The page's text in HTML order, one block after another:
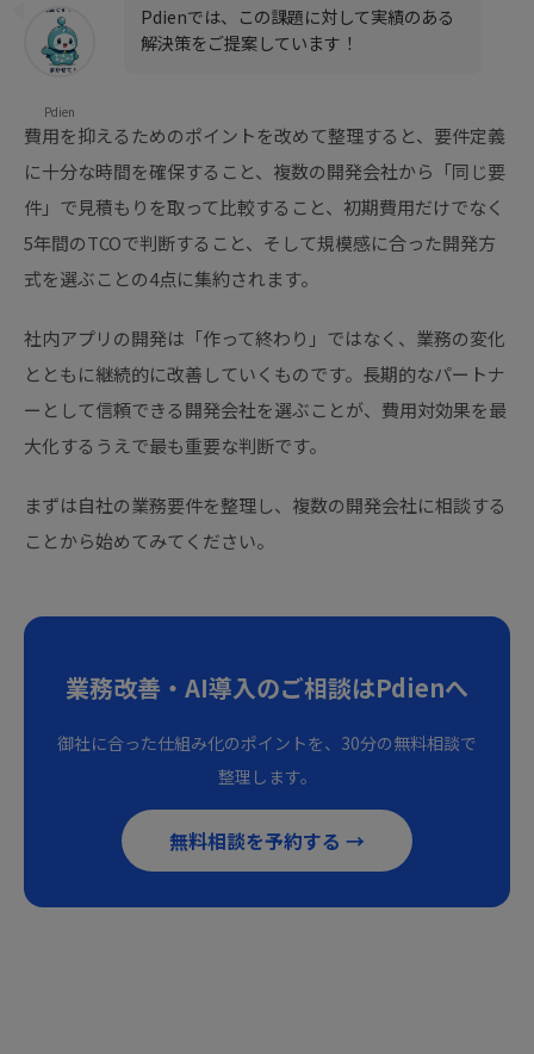
Pdien
Pdienでは、この課題に対して実績のある
解決策をご提案しています！
費用を抑えるためのポイントを改めて整理すると、要件定義
に十分な時間を確保すること、複数の開発会社から「同じ要
件」で見積もりを取って比較すること、初期費用だけでなく
5年間のTCOで判断すること、そして規模感に合った開発方
式を選ぶことの4点に集約されます。
社内アプリの開発は「作って終わり」ではなく、業務の変化
とともに継続的に改善していくものです。長期的なパートナ
ーとして信頼できる開発会社を選ぶことが、費用対効果を最
大化するうえで最も重要な判断です。
まずは自社の業務要件を整理し、複数の開発会社に相談する
ことから始めてみてください。
業務改善・AI導入のご相談はPdienへ
御社に合った仕組み化のポイントを、30分の無料相談で
整理します。
無料相談を予約する →